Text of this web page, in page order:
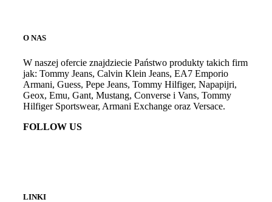
O NAS
W naszej ofercie znajdziecie Państwo produkty takich firm
jak: Tommy Jeans, Calvin Klein Jeans, EA7 Emporio
Armani, Guess, Pepe Jeans, Tommy Hilfiger, Napapijri,
Geox, Emu, Gant, Mustang, Converse i Vans, Tommy
Hilfiger Sportswear, Armani Exchange oraz Versace.
FOLLOW US
LINKI